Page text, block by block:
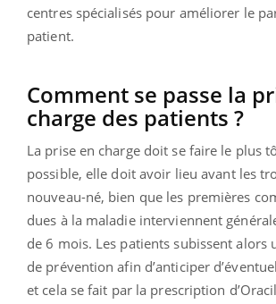
centres spécialisés pour améliorer le
patient.
Comment se passe la
charge des patients ?
La prise en charge doit se faire le plus
possible, elle doit avoir lieu avant les
nouveau-né, bien que les premières
dues à la maladie interviennent
de 6 mois. Les patients subissent alors
de prévention afin d’anticiper
et cela se fait par la prescription